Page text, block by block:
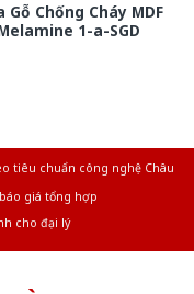
Gỗ Chống Cháy MDF
1-a-SGD
tiêu chuẩn công nghệ Châu
giá tổng hợp
cho đại lý